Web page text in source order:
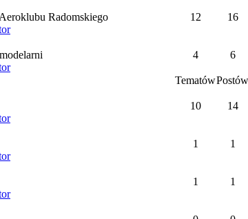
Radomskiego
12 16
4 6
TematówPostów
10 14
1 1
1 1